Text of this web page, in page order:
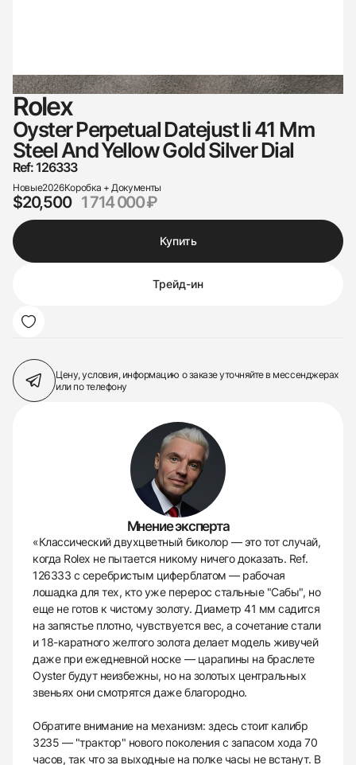
Rolex
Oyster Perpetual Datejust Ii 41 Mm
Steel And Yellow Gold Silver Dial
Ref: 126333
Новые2026Коробка + Документы
$20,500 1 714 000 ₽
Купить
Трейд-ин
Цену, условия, информацию о заказеуточняйте в мессенджерах
или по телефону
Мнение эксперта
«Классический двухцветный биколор — это тот случай,
когда Rolex не пытается никому ничего доказать. Ref.
126333 с серебристым циферблатом — рабочая
лошадка для тех, кто уже перерос стальные "Сабы", но
еще не готов к чистому золоту. Диаметр 41 мм садится
на запястье плотно, чувствуется вес, а сочетание стали
и 18-каратного желтого золота делает модель живучей
даже при ежедневной носке — царапины на браслете
Oyster будут неизбежны, но на золотых центральных
звеньях они смотрятся даже благородно.
Обратите внимание на механизм: здесь стоит калибр
3235 — "трактор" нового поколения с запасом хода 70
часов, так что за выходные на полке часы не встанут. В